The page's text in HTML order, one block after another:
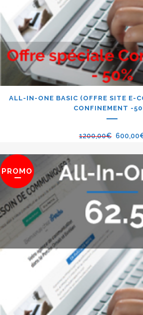
ALL-IN-ONE BASIC (OFFRE SITE E-
CONFINEMENT -
1200,00€ 600,00
PROMO